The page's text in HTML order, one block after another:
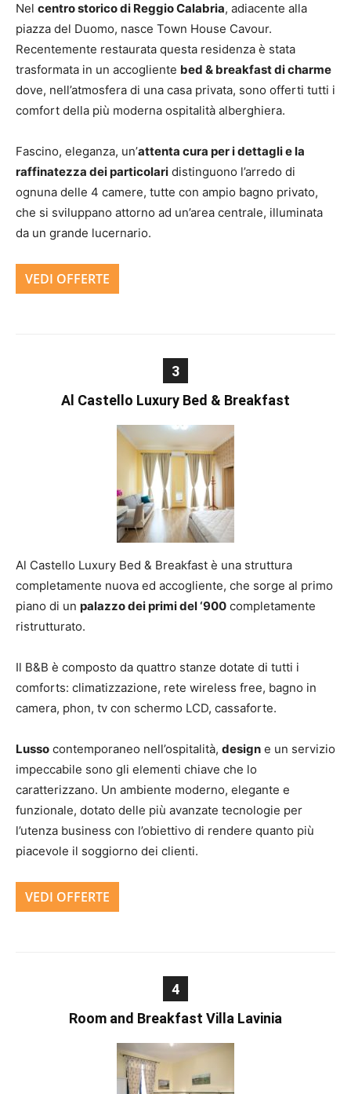
Nel centro storico di Reggio Calabria, adiacente alla
piazza del Duomo, nasce Town House Cavour.
Recentemente restaurata questa residenza è stata
trasformata in un accogliente bed & breakfast di charme
dove, nell’atmosfera di una casa privata, sono offerti tutti i
comfort della più moderna ospitalità alberghiera.
Fascino, eleganza, un’attenta cura per i dettagli e la
raffinatezza dei particolari distinguono l’arredo di
ognuna delle 4 camere, tutte con ampio bagno privato,
che si sviluppano attorno ad un’area centrale, illuminata
da un grande lucernario.
VEDI OFFERTE
3
Al Castello Luxury Bed & Breakfast
Al Castello Luxury Bed & Breakfast è una struttura
completamente nuova ed accogliente, che sorge al primo
piano di un palazzo dei primi del ‘900 completamente
ristrutturato.
Il B&B è composto da quattro stanze dotate di tutti i
comforts: climatizzazione, rete wireless free, bagno in
camera, phon, tv con schermo LCD, cassaforte.
Lusso contemporaneo nell’ospitalità, design e un servizio
impeccabile sono gli elementi chiave che lo
caratterizzano. Un ambiente moderno, elegante e
funzionale, dotato delle più avanzate tecnologie per
l’utenza business con l’obiettivo di rendere quanto più
piacevole il soggiorno dei clienti.
VEDI OFFERTE
4
Room and Breakfast Villa Lavinia